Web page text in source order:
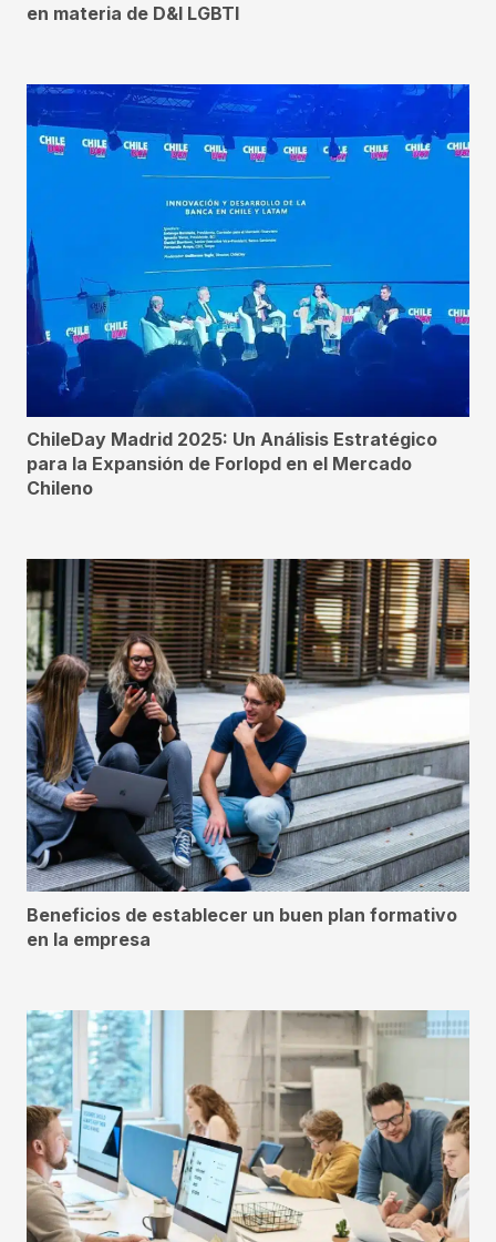
en materia de D&I LGBTI
ChileDay Madrid 2025: Un Análisis Estratégico
para la Expansión de Forlopd en el Mercado
Chileno
Beneficios de establecer un buen plan formativo
en la empresa